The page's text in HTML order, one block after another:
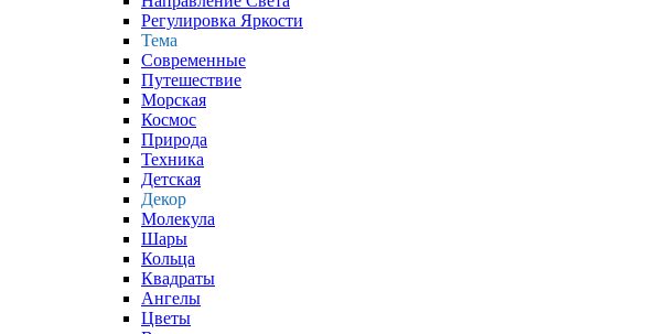
Регулировка Яркости
Тема
Современные
Путешествие
Морская
Космос
Природа
Техника
Детская
Декор
Молекула
Шары
Кольца
Квадраты
Ангелы
Цветы